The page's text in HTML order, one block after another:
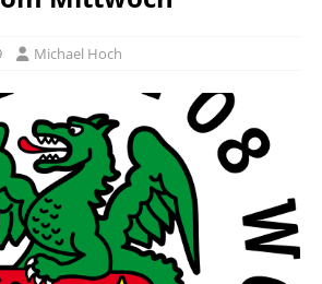
Michael Hoch